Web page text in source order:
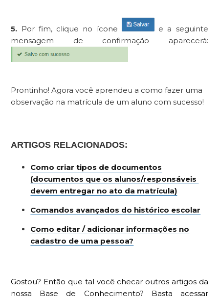
5. Por fim, clique no ícone
e a seguinte
mensagem de confirmação aparecerá:
Prontinho! Agora você aprendeu a como fazer uma
observação na matrícula de um aluno com sucesso!
ARTIGOS RELACIONADOS:
Como criar tipos de documentos
(documentos que os alunos/responsáveis ​​
devem entregar no ato da matrícula)
Comandos avançados do histórico escolar
Como editar / adicionar informações no
cadastro de uma pessoa?
Gostou? Então que tal você checar outros artigos da
nossa Base de Conhecimento? Basta acessar